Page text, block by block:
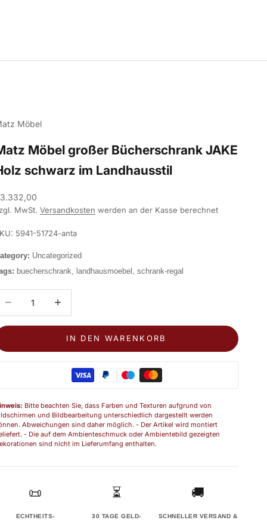
Möbel
Möbel großer Bücherschrank JAKE
schwarz im Landhausstil
MwSt.Versandkosten werden an der Kasse berechnet
5941-51724-anta
Uncategorized
buecherschrank, landhausmoebel, schrank-regal
IN DEN WARENKORB
Bitte beachten Sie, dass Farben und Texturen aufgrund von
und Bildbearbeitung unterschiedlich dargestellt werden
Abweichungen sind daher möglich. - Der Artikel wird montiert
- Die auf dem Ambienteschmuck oder Ambientebild gezeigten
sind nicht im Lieferumfang enthalten.
📜
ECHTHEITS-
⏳
30 TAGE GELD-
🚚
SCHNELLER VERSAND &